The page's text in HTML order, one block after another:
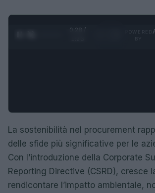
0:29 /
La sostenibilità nel procurement
delle sfide più significative per le
Con l’introduzione della Corporate
Reporting Directive (CSRD), cresce
rendicontare l’impatto ambientale,